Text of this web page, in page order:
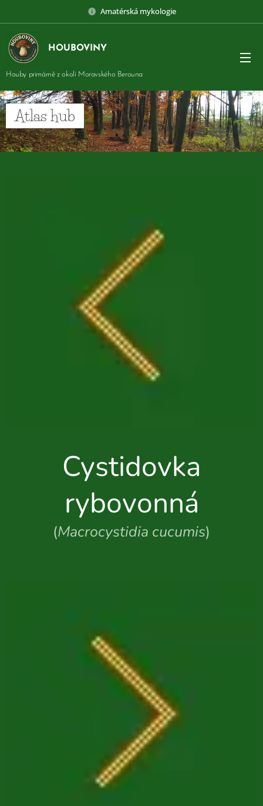
Amatérská mykologie
HOUBOVINY
Houby primárně z okolí Moravského Berouna
Atlas hub
Cystidovka
rybovonná
(Macrocystidia cucumis)